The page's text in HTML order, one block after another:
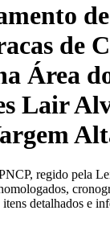
de
Área
Lair
regido pela
detalhados e